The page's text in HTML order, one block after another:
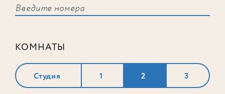
КОМНАТЫ
Студия 1 2 3
соответствует ни одного лота